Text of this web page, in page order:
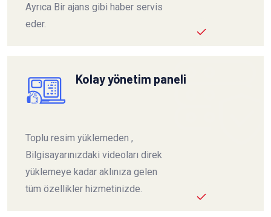
Ayrıca Bir ajans gibi haber servis
eder.
Kolay yönetim paneli
Toplu resim yüklemeden ,
Bilgisayarınızdaki videoları direk
yüklemeye kadar aklınıza gelen
tüm özellikler hizmetinizde.